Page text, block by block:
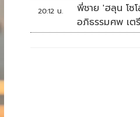
20:12 น.
พี่ชาย 'ฮลุน โซ
อภิธรรมศพ เ
ส.ค.